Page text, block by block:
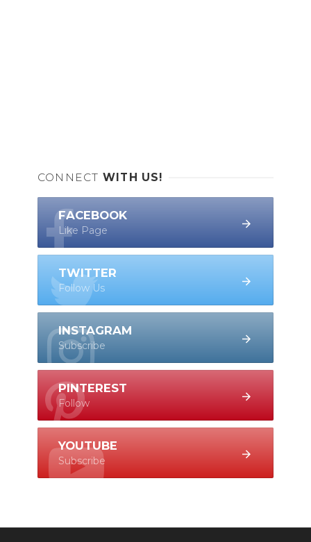
CONNECT WITH US!
FACEBOOK
Like Page
TWITTER
Follow Us
INSTAGRAM
Subscribe
PINTEREST
Follow
YOUTUBE
Subscribe